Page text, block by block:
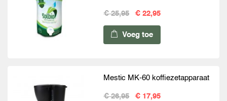
€ 25,95 € 22,95
Voeg toe
Mestic MK-60 koffiezetapparaat
€ 26,95 € 17,95